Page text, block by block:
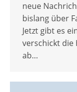
neue
bislang über
Jetzt gibt es
verschickt die
ab…